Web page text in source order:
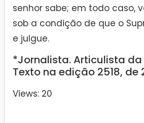
senhor sabe; em todo caso,
sob a condição de que o
e julgue.
*Jornalista. Articulista da
Texto na edição 2518, de
Views: 20